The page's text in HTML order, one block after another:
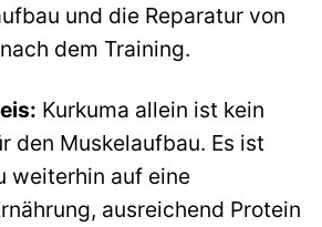
und die Reparatur von
dem Training.
Kurkuma allein ist kein
den Muskelaufbau. Es ist
weiterhin auf eine
ausreichend Protein